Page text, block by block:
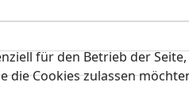
für den Betrieb der
die Cookies zulassen